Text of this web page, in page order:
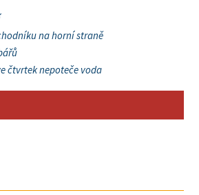
na horní straně
čtvrtek nepoteče voda